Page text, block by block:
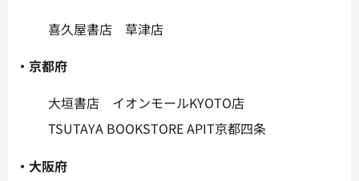
喜久屋書店 草津店
・京都府
大垣書店 イオンモールKYOTO店
TSUTAYA BOOKSTORE APIT京都四条
・大阪府